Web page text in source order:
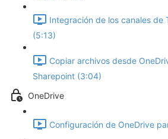
Integración de los canales de
(5:13)
Copiar archivos desde
Sharepoint (3:04)
OneDrive
Configuración de OneDrive